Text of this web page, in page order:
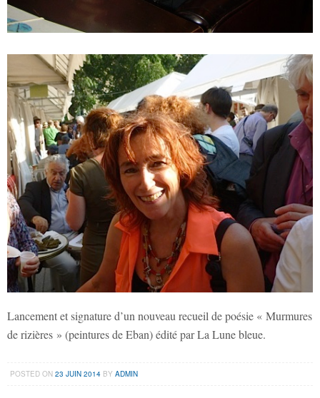
Lancement et signature d’un nouveau recueil de poésie « Murmures
de rizières » (peintures de Eban) édité par La Lune bleue.
POSTED ON23 JUIN 2014 BYADMIN